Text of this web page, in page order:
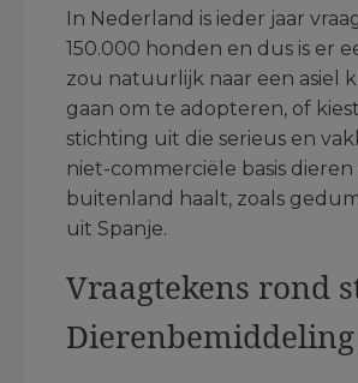
In Nederland is ieder jaar
150.000 honden en dus is er
zou natuurlijk naar een asiel
gaan om te adopteren, of
stichting uit die serieus en
niet-commerciële basis
buitenland haalt, zoals
uit Spanje.
Vraagtekens rond